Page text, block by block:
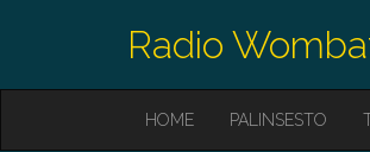
Radio
MHOME PALINSESTO